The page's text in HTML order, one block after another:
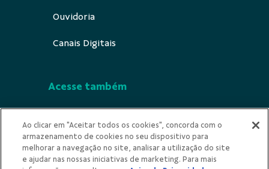
Ouvidoria
Canais Digitais
Acesse também
Indícios de Ilicitude
Ao clicar em "Aceitar todos os cookies", concorda com o
armazenamento de cookies no seu dispositivo para
melhorar a navegação no site, analisar a utilização do site
e ajudar nas nossas iniciativas de marketing. Para mais